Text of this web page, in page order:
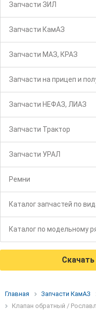
Запчасти ЗИЛ
Запчасти КамАЗ
Запчасти МАЗ, КРАЗ
Запчасти на прицеп и
Запчасти НЕФАЗ, ЛИАЗ
Запчасти Трактор
Запчасти УРАЛ
Ремни
Каталог запчастей по
Каталог по модельному
Скачать
Главная Запчасти КамАЗ
Клапан обратный /